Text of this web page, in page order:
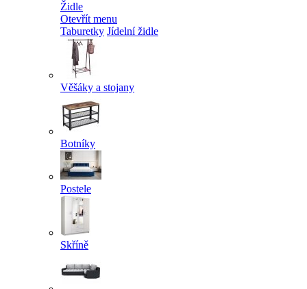
Židle
Otevřít menu
Taburetky Jídelní židle
Věšáky a stojany
Botníky
Postele
Skříně